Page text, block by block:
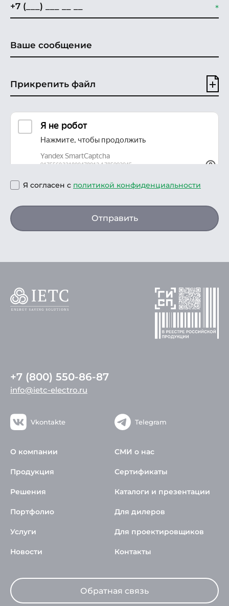
Прикрепить файл
Я согласен с политикой конфиденциальности
Отправить
+7 (800) 550-86-87
info@ietc-electro.ru
Vkontakte Telegram
О компании
Продукция
Решения
Портфолио
Услуги
Новости
СМИ о нас
Сертификаты
Каталоги и презентации
Для дилеров
Для проектировщиков
Контакты
Обратная связь